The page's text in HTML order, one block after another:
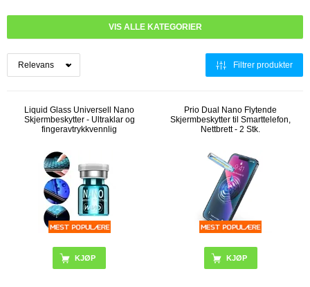
VIS ALLE KATEGORIER
Filtrer produkter
Liquid Glass Universell Nano
Skjermbeskytter - Ultraklar og
fingeravtrykkvennlig
Prio Dual Nano Flytende
Skjermbeskytter til Smarttelefon,
Nettbrett - 2 Stk.